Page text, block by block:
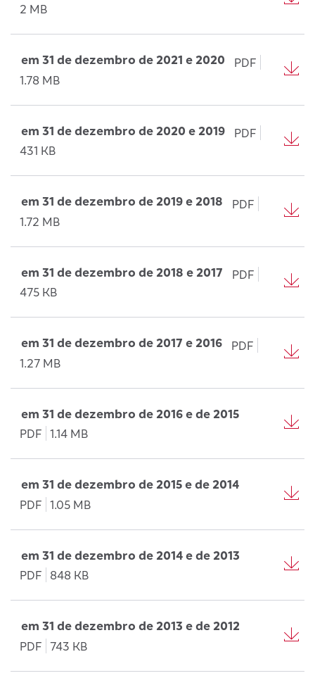
2 MB
em 31 de dezembro de 2021 e 2020
PDF
1.78 MB
em 31 de dezembro de 2020 e 2019
PDF
431 KB
em 31 de dezembro de 2019 e 2018
PDF
1.72 MB
em 31 de dezembro de 2018 e 2017
PDF
475 KB
em 31 de dezembro de 2017 e 2016
PDF
1.27 MB
em 31 de dezembro de 2016 e de 2015
PDF 1.14 MB
em 31 de dezembro de 2015 e de 2014
PDF 1.05 MB
em 31 de dezembro de 2014 e de 2013
PDF
848 KB
em 31 de dezembro de 2013 e de 2012
PDF 743 KB